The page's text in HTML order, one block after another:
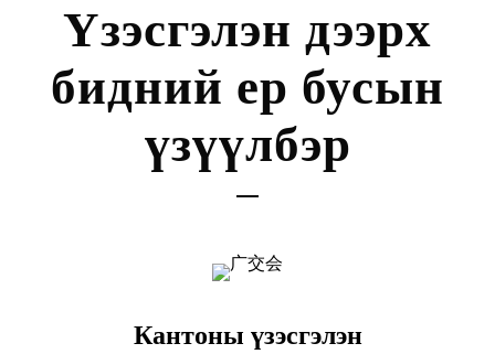
Үзэсгэлэн дээрх
бидний ер бусын
үзүүлбэр
Кантоны үзэсгэлэн